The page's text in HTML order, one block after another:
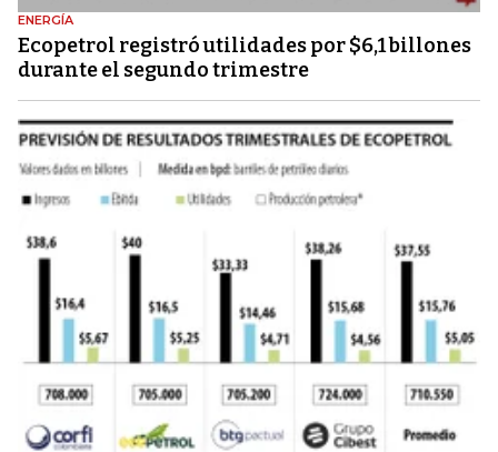
ENERGÍA
Ecopetrol registró utilidades por $6,1 billones
durante el segundo trimestre